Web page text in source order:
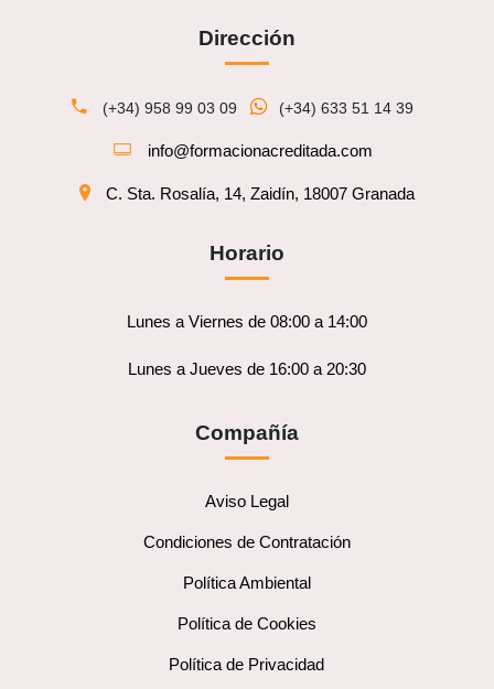
Dirección
(+34) 958 99 03 09 (+34) 633 51 14 39
info@formacionacreditada.com
C. Sta. Rosalía, 14, Zaidín, 18007 Granada
Horario
Lunes a Viernes de 08:00 a 14:00
Lunes a Jueves de 16:00 a 20:30
Compañía
Aviso Legal
Condiciones de Contratación
Política Ambiental
Política de Cookies
Política de Privacidad